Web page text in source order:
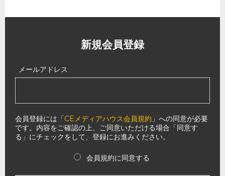
新規会員登録
メールアドレス
会員登録には「CEメディアハウス会員規約 」への同意が必要
です。内容をご確認の上、ご同意いただける場合「同意す
る」にチェックをして、登録にお進みください。
会員規約に同意する